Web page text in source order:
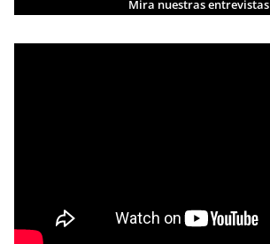
Mira nuestras entrevistas